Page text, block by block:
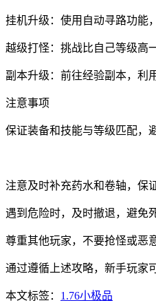
挂机升级：使用自动寻路功能
越级打怪：挑战比自己等级高
副本升级：前往经验副本，利
注意事项
保证装备和技能与等级匹配，
注意及时补充药水和卷轴，保
遇到危险时，及时撤退，避免
尊重其他玩家，不要抢怪或恶
通过遵循上述攻略，新手玩家
本文标签： 1.76小极品